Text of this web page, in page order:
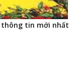
thông tin mới nhất